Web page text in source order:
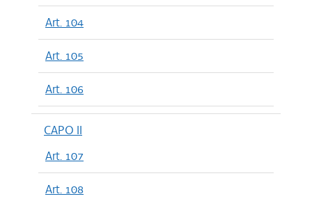
Art. 104
Art. 105
Art. 106
CAPO II
Art. 107
Art. 108